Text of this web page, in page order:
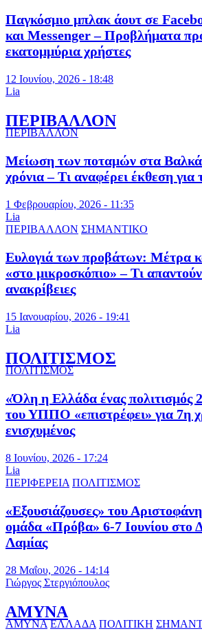
Παγκόσμιο μπλακ άουτ σε
και Messenger – Προβλήματα
εκατομμύρια χρήστες
12 Ιουνίου, 2026 - 18:48
Lia
ΠΕΡΙΒΑΛΛΟΝ
ΠΕΡΙΒΑΛΛΟΝ
Μείωση των ποταμών στα
χρόνια – Τι αναφέρει έκθεση
1 Φεβρουαρίου, 2026 - 11:35
Lia
ΠΕΡΙΒΑΛΛΟΝ ΣΗΜΑΝΤΙΚΟ
Ευλογιά των προβάτων: Μέτρα
«στο μικροσκόπιο» – Τι απαντούν
ανακρίβειες
15 Ιανουαρίου, 2026 - 19:41
Lia
ΠΟΛΙΤΙΣΜΟΣ
ΠΟΛΙΤΙΣΜΟΣ
«Όλη η Ελλάδα ένας πολιτισμός
του ΥΠΠΟ «επιστρέφει» για 7η
ενισχυμένος
8 Ιουνίου, 2026 - 17:24
Lia
ΠΕΡΙΦΕΡΕΙΑ ΠΟΛΙΤΙΣΜΟΣ
«Εξουσιάζουσες» του
ομάδα «Πρόβα» 6-7 Ιουνίου στο
Λαμίας
28 Μαΐου, 2026 - 14:14
Γιώργος Στεργιόπουλος
ΑΜΥΝΑ
ΑΜΥΝΑ ΕΛΛΑΔΑ ΠΟΛΙΤΙΚΗ